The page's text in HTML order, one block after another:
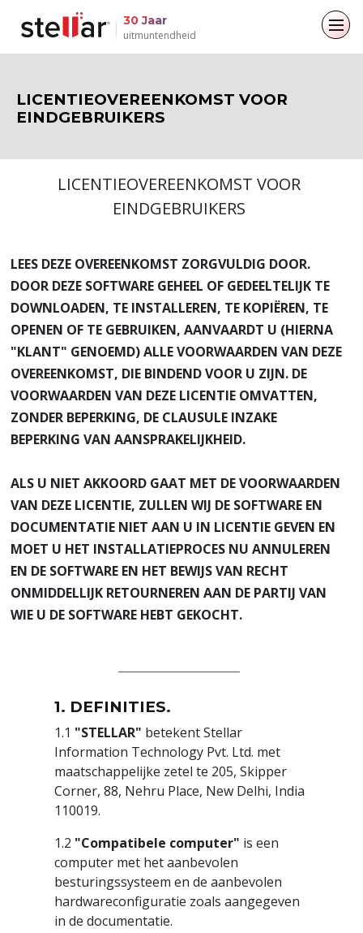
30 Jaar
uitmuntendheid
Voor particulieren
Gegevensherstel
Bestand repareren
Voor bedrijven
Reparatie per e-mail
Data Recovery
Toolkit
Over
Bedrijf
Persberichten
Bronnen
Blogs
LICENTIEOVEREENKOMST VOOR
EINDGEBRUIKERS
LICENTIEOVEREENKOMST VOOR
EINDGEBRUIKERS
LEES DEZE OVEREENKOMST ZORGVULDIG DOOR.
DOOR DEZE SOFTWARE GEHEEL OF GEDEELTELIJK TE
DOWNLOADEN, TE INSTALLEREN, TE KOPIËREN, TE
OPENEN OF TE GEBRUIKEN, AANVAARDT U (HIERNA
"KLANT" GENOEMD) ALLE VOORWAARDEN VAN DEZE
OVEREENKOMST, DIE BINDEND VOOR U ZIJN. DE
VOORWAARDEN VAN DEZE LICENTIE OMVATTEN,
ZONDER BEPERKING, DE CLAUSULE INZAKE
BEPERKING VAN AANSPRAKELIJKHEID.
ALS U NIET AKKOORD GAAT MET DE VOORWAARDEN
VAN DEZE LICENTIE, ZULLEN WIJ DE SOFTWARE EN
DOCUMENTATIE NIET AAN U IN LICENTIE GEVEN EN
MOET U HET INSTALLATIEPROCES NU ANNULEREN
EN DE SOFTWARE EN HET BEWIJS VAN RECHT
ONMIDDELLIJK RETOURNEREN AAN DE PARTIJ VAN
WIE U DE SOFTWARE HEBT GEKOCHT.
1. DEFINITIES.
1.1 "STELLAR" betekent Stellar
Information Technology Pvt. Ltd. met
maatschappelijke zetel te 205, Skipper
Corner, 88, Nehru Place, New Delhi, India
110019.
1.2 "Compatibele computer" is een
computer met het aanbevolen
besturingssysteem en de aanbevolen
hardwareconfiguratie zoals aangegeven
in de documentatie.